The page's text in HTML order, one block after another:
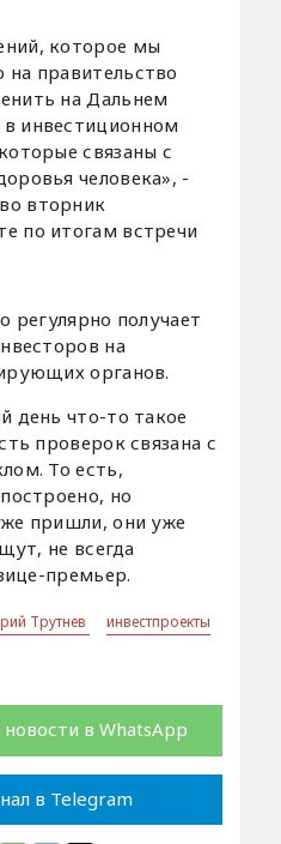
которое мы
на правительство
на Дальнем
инвестиционном
связаны с
человека», -
вторник
по итогам встречи
регулярно получает
на
органов.
день что-то такое
проверок связана с
То есть,
но
пришли, они уже
не всегда
премьер.
Трутнев
инвестпроекты
в WhatsApp
в Telegram